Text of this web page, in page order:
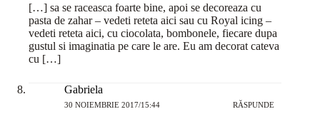
[…] sa se raceasca foarte bine, apoi se decoreaza cu
pasta de zahar – vedeti reteta aici sau cu Royal icing –
vedeti reteta aici, cu ciocolata, bombonele, fiecare dupa
gustul si imaginatia pe care le are. Eu am decorat cateva
cu […]
Gabriela
30 NOIEMBRIE 2017/15:44 RĂSPUNDE